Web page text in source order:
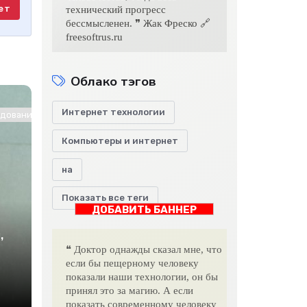
/ Другие новости / Знакомства / Интернет технологии
технический прогресс
бессмысленен. ❞ Жак Фреско 🔗
freesoftrus.ru
Облако тэгов
Интернет технологии
Компьютеры и интернет
на
Показать все теги
ДОБАВИТЬ БАННЕР
❝ Доктор однажды сказал мне, что
если бы пещерному человеку
показали наши технологии, он бы
принял это за магию. А если
показать современному человеку